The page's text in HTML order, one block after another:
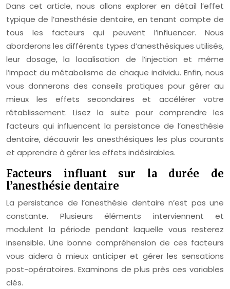
Dans cet article, nous allons explorer en détail l’effet
typique de l’anesthésie dentaire, en tenant compte de
tous les facteurs qui peuvent l’influencer. Nous
aborderons les différents types d’anesthésiques utilisés,
leur dosage, la localisation de l’injection et même
l’impact du métabolisme de chaque individu. Enfin, nous
vous donnerons des conseils pratiques pour gérer au
mieux les effets secondaires et accélérer votre
rétablissement. Lisez la suite pour comprendre les
facteurs qui influencent la persistance de l’anesthésie
dentaire, découvrir les anesthésiques les plus courants
et apprendre à gérer les effets indésirables.
Facteurs influant sur la durée de
l’anesthésie dentaire
La persistance de l’anesthésie dentaire n’est pas une
constante. Plusieurs éléments interviennent et
modulent la période pendant laquelle vous resterez
insensible. Une bonne compréhension de ces facteurs
vous aidera à mieux anticiper et gérer les sensations
post-opératoires. Examinons de plus près ces variables
clés.